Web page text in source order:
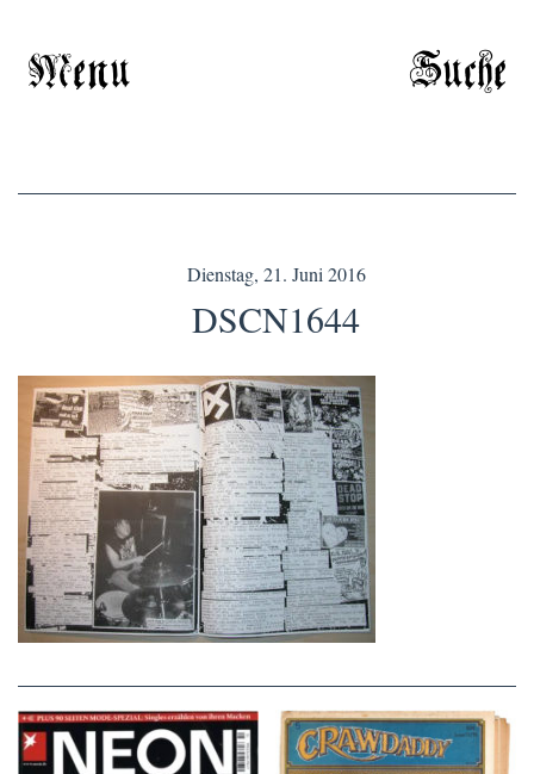
Menu Suche
Dienstag, 21. Juni 2016
DSCN1644